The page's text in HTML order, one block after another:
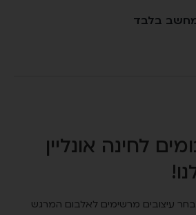
בלבד
לחינה אונליין
עיצובים מרשימים לאלבום המרגש